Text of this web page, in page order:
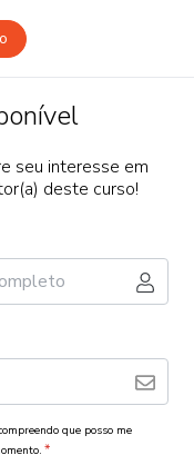
seu interesse em
deste curso!
que posso me
*